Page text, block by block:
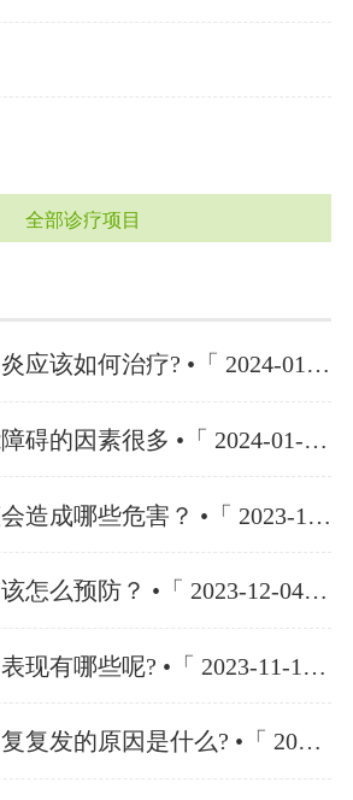
全部诊疗项目
细菌性前列腺炎应该如何治疗? •「 2024-01-15 」
导致勃起功能障碍的因素很多 •「 2024-01-15 」
男性包皮包茎会造成哪些危害？ •「 2023-12-04 」
包皮在生活中该怎么预防？ •「 2023-12-04 」
前列腺结石的表现有哪些呢? •「 2023-11-10 」
前列腺结石反复复发的原因是什么? •「 2023-11-10 」